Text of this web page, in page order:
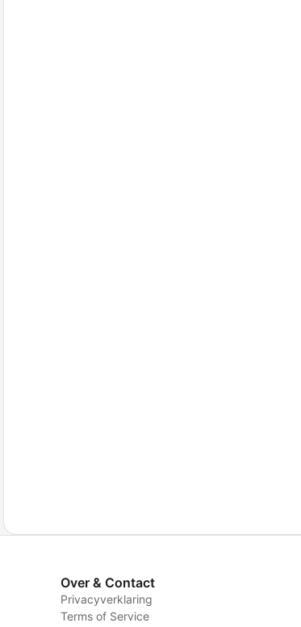
Over & Contact
Privacyverklaring
Terms of Service